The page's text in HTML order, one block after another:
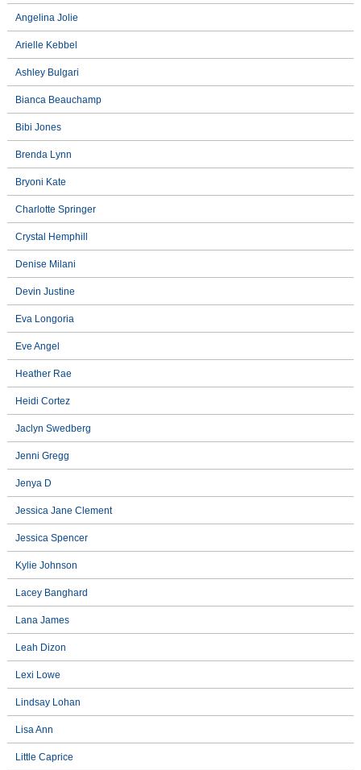
Angelina Jolie
Arielle Kebbel
Ashley Bulgari
Bianca Beauchamp
Bibi Jones
Brenda Lynn
Bryoni Kate
Charlotte Springer
Crystal Hemphill
Denise Milani
Devin Justine
Eva Longoria
Eve Angel
Heather Rae
Heidi Cortez
Jaclyn Swedberg
Jenni Gregg
Jenya D
Jessica Jane Clement
Jessica Spencer
Kylie Johnson
Lacey Banghard
Lana James
Leah Dizon
Lexi Lowe
Lindsay Lohan
Lisa Ann
Little Caprice